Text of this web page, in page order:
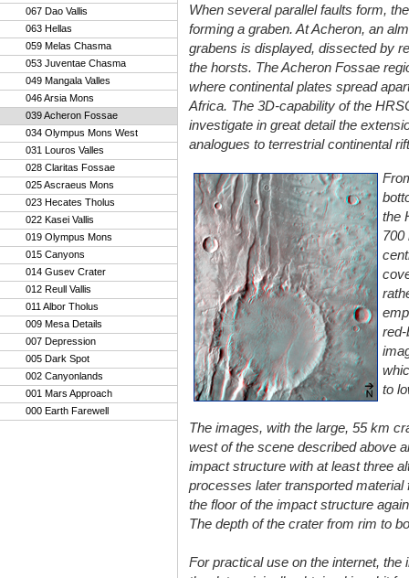
067 Dao Vallis
063 Hellas
059 Melas Chasma
053 Juventae Chasma
049 Mangala Valles
046 Arsia Mons
039 Acheron Fossae
034 Olympus Mons West
031 Louros Valles
028 Claritas Fossae
025 Ascraeus Mons
023 Hecates Tholus
022 Kasei Vallis
019 Olympus Mons
015 Canyons
014 Gusev Crater
012 Reull Vallis
011 Albor Tholus
009 Mesa Details
007 Depression
005 Dark Spot
002 Canyonlands
001 Mars Approach
000 Earth Farewell
When several parallel faults form,
forming a graben. At Acheron, an
grabens is displayed, dissected by
the horsts. The Acheron Fossae
where continental plates spread
Africa. The 3D-capability of the
investigate in great detail the
analogues to terrestrial continental
the
700
red-
to
The images, with the large, 55 km
west of the scene described above
impact structure with at least three
processes later transported
the floor of the impact structure
The depth of the crater from rim to
For practical use on the internet, the